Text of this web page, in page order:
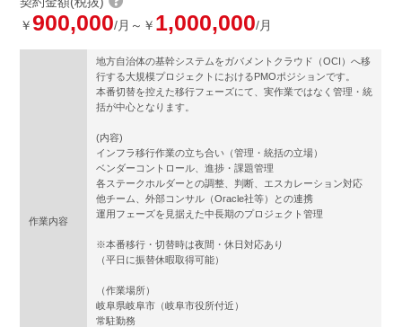
￥900,000/月～￥ 1,000,000/月
作業内容
地方自治体の基幹システムをガバメントクラウド（OCI）へ移
行する大規模プロジェクトにおけるPMOポジションです。
本番切替を控えた移行フェーズにて、実作業ではなく管理・統
括が中心となります。
(内容)
インフラ移行作業の立ち合い（管理・統括の立場）
ベンダーコントロール、進捗・課題管理
各ステークホルダーとの調整、判断、エスカレーション対応
他チーム、外部コンサル（Oracle社等）との連携
運用フェーズを見据えた中長期のプロジェクト管理
※本番移行・切替時は夜間・休日対応あり
（平日に振替休暇取得可能）
（作業場所）
岐阜県岐阜市（岐阜市役所付近）
常駐勤務